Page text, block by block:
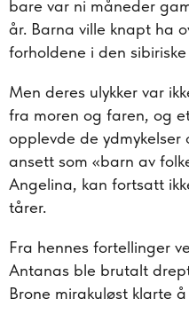
bare var ni måneder
år. Barna ville knapt ha
forholdene i den
Men deres ulykker var
fra moren og faren, og
opplevde de
ansett som «barn av
Angelina, kan fortsatt
tårer.
Fra hennes fortellinger
Antanas ble brutalt
Brone mirakuløst klarte